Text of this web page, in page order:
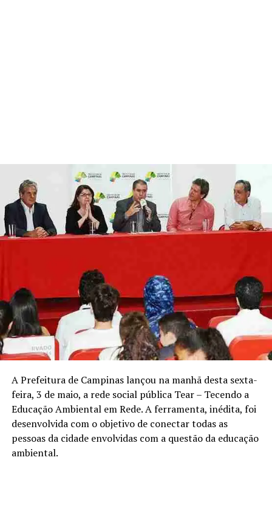
A Prefeitura de Campinas lançou na manhã desta sexta-
feira, 3 de maio, a rede social pública Tear – Tecendo a
Educação Ambiental em Rede. A ferramenta, inédita, foi
desenvolvida com o objetivo de conectar todas as
pessoas da cidade envolvidas com a questão da educação
ambiental.